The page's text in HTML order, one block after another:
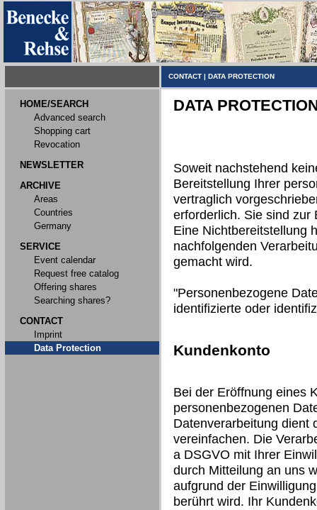
CONTACT | DATA PROTECTION
HOME/SEARCH
Advanced search
Shopping cart
Revocation
NEWSLETTER
ARCHIVE
Areas
Countries
Germany
SERVICE
Event calendar
Request free catalog
Offering shares
Searching shares?
CONTACT
Imprint
Data Protection
DATA
Soweit nachstehend
Bereitstellung Ihrer
vertraglich
erforderlich. Sie sind zur
Eine Nichtbereitstellung
nachfolgenden
gemacht wird.
"Personenbezogene
identifizierte oder
Kundenkonto
Bei der Eröffnung eines
personenbezogenen
Datenverarbeitung dient
vereinfachen. Die
a DSGVO mit Ihrer
durch Mitteilung an uns
aufgrund der
berührt wird. Ihr